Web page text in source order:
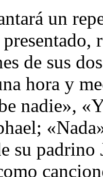
un
de sus
hora y
nadie»,
su